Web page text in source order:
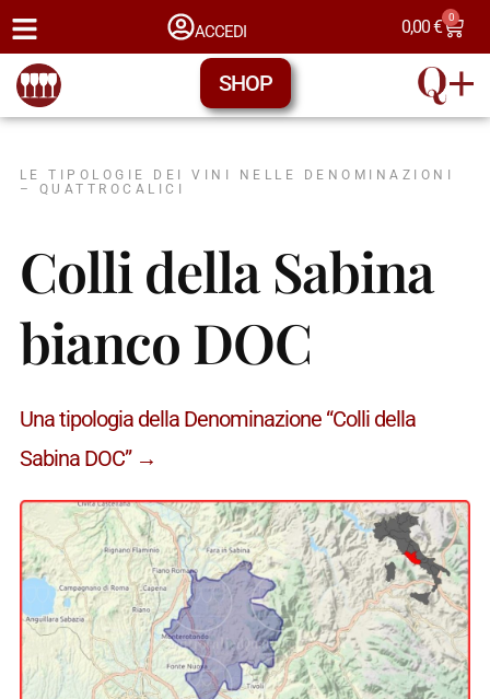
ACCEDI 0,00€ 0
SHOP
LE TIPOLOGIE DEI VINI NELLE DENOMINAZIONI
– QUATTROCALICI
Colli della Sabina
bianco DOC
Una tipologia della Denominazione “Colli della
Sabina DOC” →